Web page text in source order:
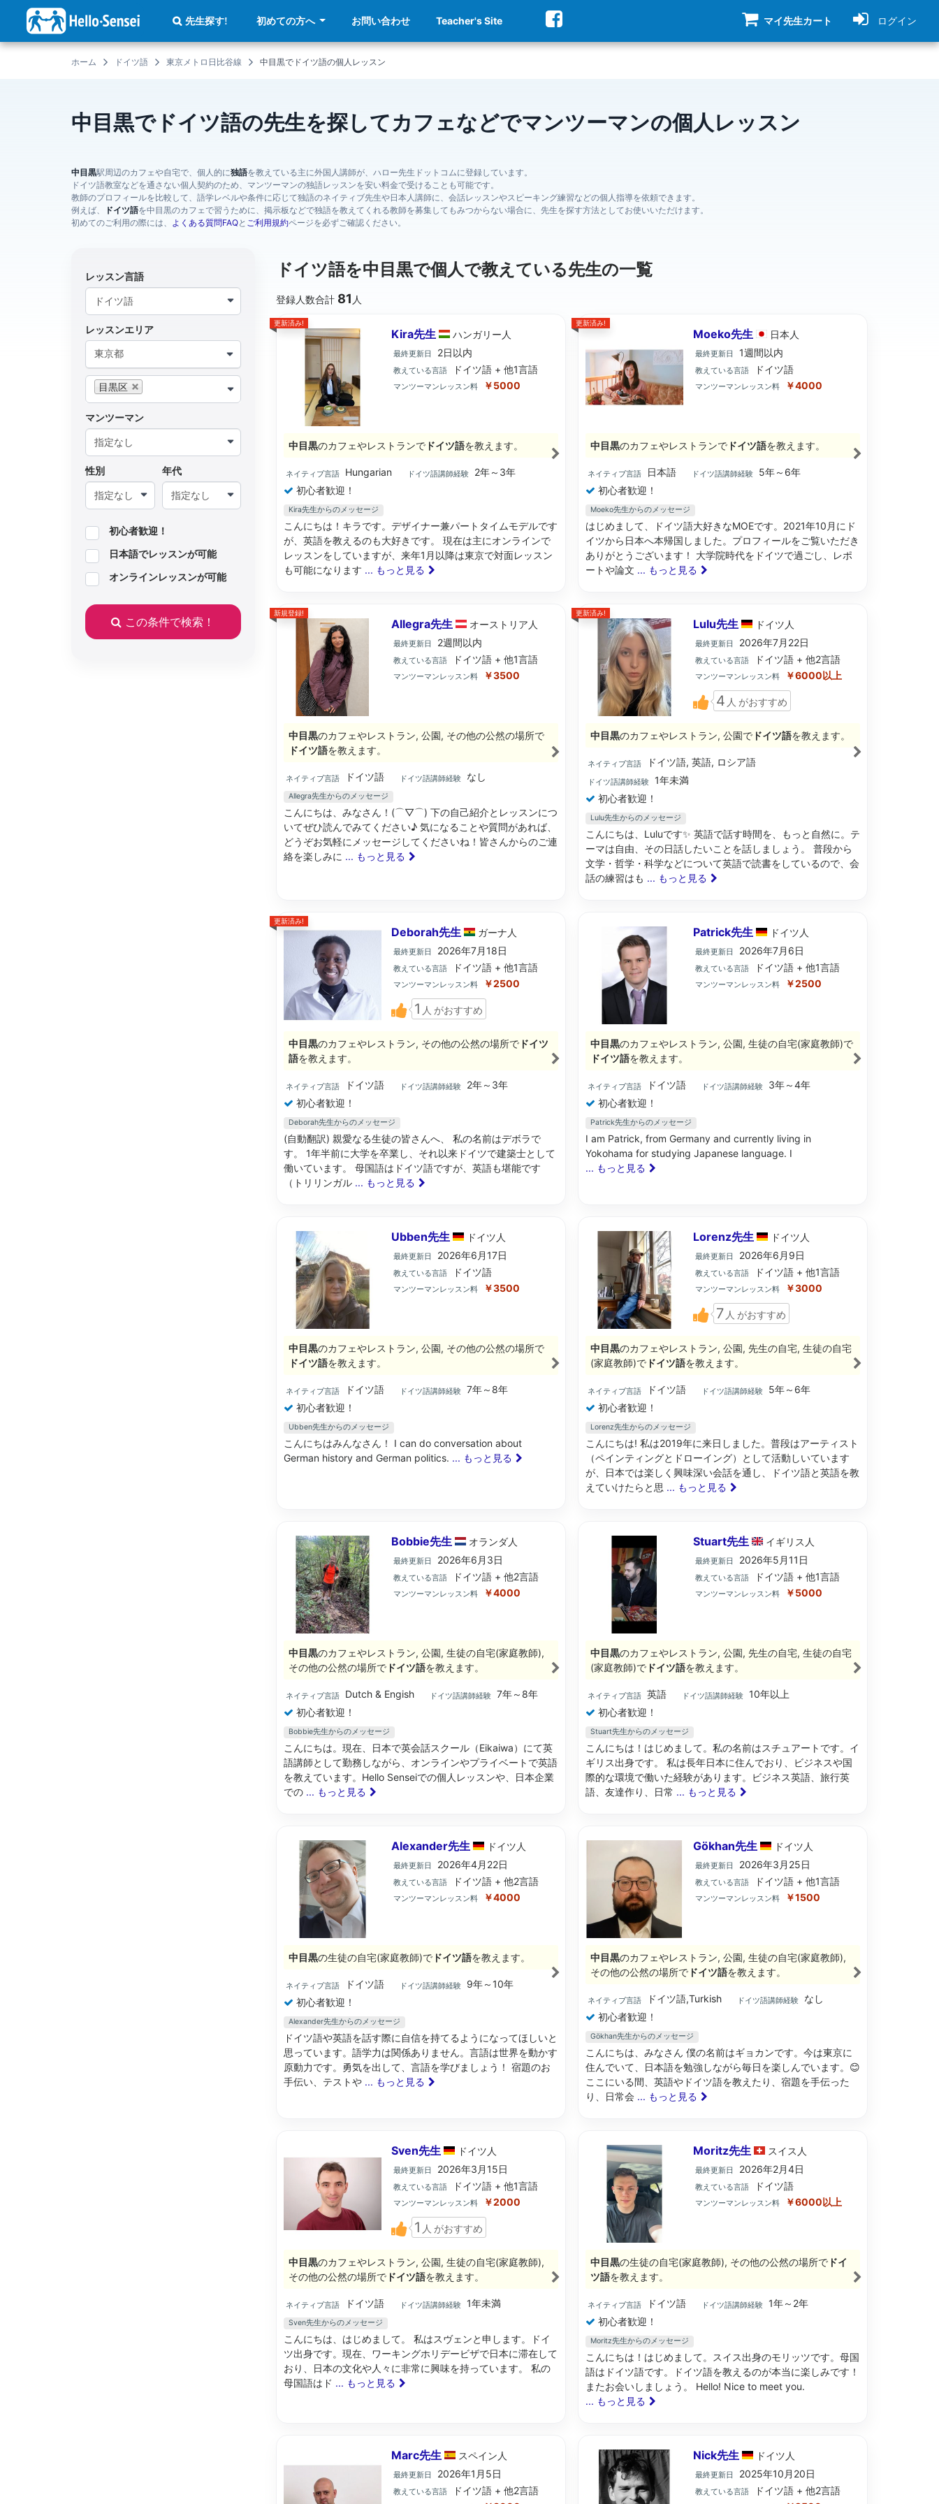
ン
先生探す! 初めての方へ お問い合わせ Teacher's Site マイ先生カート ログイン
ホーム ドイツ語 東京メトロ日比谷線 中目黒でドイツ語の個人レッスン
中目黒でドイツ語の先生を探してカフェなどでマンツーマンの個人レッスン
中目黒駅周辺のカフェや自宅で、個人的に独語を教えている主に外国人講師が、ハロー先生ドットコムに登録しています。
ドイツ語教室などを通さない個人契約のため、マンツーマンの独語レッスンを安い料金で受けることも可能です。
教師のプロフィールを比較して、語学レベルや条件に応じて独語のネイティブ先生や日本人講師に、会話レッスンやスピーキング練習などの個人指導を依頼できます。
例えば、
ドイツ語を中目黒のカフェで習うために、掲示板などで独語を教えてくれる教師を募集してもみつからない場合に、先生を探す方法としてお使いいただけます。
初めてのご利用の際には、 よくある質問FAQと ご利用規約ページを必ずご確認ください。
レッスン言語
レッスンエリア
東京都
目黒区
マンツーマン
性別 年代
初心者歓迎！
日本語でレッスンが可能
オンラインレッスンが可能
この条件で検索！
ドイツ語を中目黒で個人で教えている先生の一覧
登録人数合計 81 人
更新済み!
Kira先生 ハンガリー 人
最終更新日 2日以内
教えている言語 ドイツ語 + 他1言語
マンツーマンレッスン料 ￥5000
中目黒のカフェやレストランでドイツ語を教えます。
ネイティブ言語 Hungarian ドイツ語講師経験
2年～3年
初心者歓迎！
Kira先生からのメッセージ
こんにちは！キラです。デザイナー兼パートタイムモデルです
が、英語を教えるのも大好きです。 現在は主にオンラインで
レッスンをしていますが、来年1月以降は東京で対面レッスン
も可能になります ... もっと見る
更新済み!
Moeko先生 日本 人
最終更新日 1週間以内
教えている言語 ドイツ語
マンツーマンレッスン料 ￥4000
中目黒のカフェやレストランでドイツ語を教えます。
ネイティブ言語 日本語 ドイツ語講師経験
5年～6年
初心者歓迎！
Moeko先生からのメッセージ
はじめまして、ドイツ語大好きなMOEです。2021年10月にド
イツから日本へ本帰国しました。プロフィールをご覧いただき
ありがとうございます！ 大学院時代をドイツで過ごし、レポ
ートや論文 ... もっと見る
新規登録!
Allegra先生 オーストリア 人
最終更新日 2週間以内
教えている言語 ドイツ語 + 他1言語
マンツーマンレッスン料 ￥3500
中目黒のカフェやレストラン, 公園, その他の公然の場所で
ドイツ語を教えます。
ネイティブ言語 ドイツ語 ドイツ語講師経験 なし
Allegra先生からのメッセージ
こんにちは、みなさん！(⌒▽⌒) 下の自己紹介とレッスンにつ
いてぜひ読んでみてください♪ 気になることや質問があれば、
どうぞお気軽にメッセージしてくださいね！皆さんからのご連
絡を楽しみに ... もっと見る
更新済み!
Lulu先生 ドイツ 人
最終更新日 2026年7月22日
教えている言語 ドイツ語 + 他2言語
マンツーマンレッスン料 ￥6000以上
4 人 がおすすめ
中目黒のカフェやレストラン, 公園でドイツ語を教えます。
ネイティブ言語 ドイツ語, 英語, ロシア語
ドイツ語講師経験
1年未満
初心者歓迎！
Lulu先生からのメッセージ
こんにちは、Luluです✨ 英語で話す時間を、もっと自然に。テ
ーマは自由、その日話したいことを話しましょう。 普段から
文学・哲学・科学などについて英語で読書をしているので、会
話の練習はも ... もっと見る
更新済み!
Deborah先生 ガーナ 人
最終更新日 2026年7月18日
教えている言語 ドイツ語 + 他1言語
マンツーマンレッスン料 ￥2500
1 人 がおすすめ
中目黒のカフェやレストラン, その他の公然の場所でドイツ
語を教えます。
ネイティブ言語 ドイツ語 ドイツ語講師経験
2年～3年
初心者歓迎！
Deborah先生からのメッセージ
(自動翻訳) 親愛なる生徒の皆さんへ、 私の名前はデボラで
す。 1年半前に大学を卒業し、それ以来ドイツで建築士として
働いています。 母国語はドイツ語ですが、英語も堪能です
（トリリンガル ... もっと見る
Patrick先生 ドイツ 人
最終更新日 2026年7月6日
教えている言語 ドイツ語 + 他1言語
マンツーマンレッスン料 ￥2500
中目黒のカフェやレストラン, 公園, 生徒の自宅(家庭教師)で
ドイツ語を教えます。
ネイティブ言語 ドイツ語 ドイツ語講師経験
3年～4年
初心者歓迎！
Patrick先生からのメッセージ
I am Patrick, from Germany and currently living in
Yokohama for studying Japanese language. I
... もっと見る
Ubben先生 ドイツ 人
最終更新日 2026年6月17日
教えている言語 ドイツ語
マンツーマンレッスン料 ￥3500
中目黒のカフェやレストラン, 公園, その他の公然の場所で
ドイツ語を教えます。
ネイティブ言語 ドイツ語 ドイツ語講師経験
7年～8年
初心者歓迎！
Ubben先生からのメッセージ
こんにちはみんなさん！ I can do conversation about
German history and German politics. ... もっと見る
Lorenz先生 ドイツ 人
最終更新日 2026年6月9日
教えている言語 ドイツ語 + 他1言語
マンツーマンレッスン料 ￥3000
7 人 がおすすめ
中目黒のカフェやレストラン, 公園, 先生の自宅, 生徒の自宅
(家庭教師)でドイツ語を教えます。
ネイティブ言語 ドイツ語 ドイツ語講師経験
5年～6年
初心者歓迎！
Lorenz先生からのメッセージ
こんにちは! 私は2019年に来日しました。普段はアーティスト
（ペインティングとドローイング）として活動しいています
が、日本では楽しく興味深い会話を通し、ドイツ語と英語を教
えていけたらと思 ... もっと見る
Bobbie先生 オランダ人
最終更新日 2026年6月3日
教えている言語 ドイツ語 + 他2言語
マンツーマンレッスン料 ￥4000
中目黒のカフェやレストラン, 公園, 生徒の自宅(家庭教師),
その他の公然の場所でドイツ語を教えます。
ネイティブ言語 Dutch & Engish ドイツ語講師経験
7年～8年
初心者歓迎！
Bobbie先生からのメッセージ
こんにちは。現在、日本で英会話スクール（Eikaiwa）にて英
語講師として勤務しながら、オンラインやプライベートで英語
を教えています。Hello Senseiでの個人レッスンや、日本企業
での ... もっと見る
Stuart先生 イギリス 人
最終更新日 2026年5月11日
教えている言語 ドイツ語 + 他1言語
マンツーマンレッスン料 ￥5000
中目黒のカフェやレストラン, 公園, 先生の自宅, 生徒の自宅
(家庭教師)でドイツ語を教えます。
ネイティブ言語 英語 ドイツ語講師経験
10年以上
初心者歓迎！
Stuart先生からのメッセージ
こんにちは！はじめまして。私の名前はスチュアートです。イ
ギリス出身です。 私は長年日本に住んでおり、ビジネスや国
際的な環境で働いた経験があります。ビジネス英語、旅行英
語、友達作り、日常 ... もっと見る
Alexander先生 ドイツ 人
最終更新日 2026年4月22日
教えている言語 ドイツ語 + 他2言語
マンツーマンレッスン料 ￥4000
中目黒の生徒の自宅(家庭教師)でドイツ語を教えます。
ネイティブ言語 ドイツ語 ドイツ語講師経験
9年～10年
初心者歓迎！
Alexander先生からのメッセージ
ドイツ語や英語を話す際に自信を持てるようになってほしいと
思っています。語学力は関係ありません。言語は世界を動かす
原動力です。勇気を出して、言語を学びましょう！ 宿題のお
手伝い、テストや ... もっと見る
Gökhan先生 ドイツ 人
最終更新日 2026年3月25日
教えている言語 ドイツ語 + 他1言語
マンツーマンレッスン料 ￥1500
中目黒のカフェやレストラン, 公園, 生徒の自宅(家庭教師),
その他の公然の場所でドイツ語を教えます。
ネイティブ言語 ドイツ語,Turkish ドイツ語講師経験
なし
初心者歓迎！
Gökhan先生からのメッセージ
こんにちは、みなさん 僕の名前はギョカンです。今は東京に
住んでいて、日本語を勉強しながら毎日を楽しんでいます。😊
ここにいる間、英語やドイツ語を教えたり、宿題を手伝った
り、日常会 ... もっと見る
Sven先生 ドイツ 人
最終更新日 2026年3月15日
教えている言語 ドイツ語 + 他1言語
マンツーマンレッスン料 ￥2000
1 人 がおすすめ
中目黒のカフェやレストラン, 公園, 生徒の自宅(家庭教師),
その他の公然の場所でドイツ語を教えます。
ネイティブ言語 ドイツ語 ドイツ語講師経験 1年未満
Sven先生からのメッセージ
こんにちは、はじめまして。 私はスヴェンと申します。ドイ
ツ出身です。現在、ワーキングホリデービザで日本に滞在して
おり、日本の文化や人々に非常に興味を持っています。 私の
母国語はド ... もっと見る
Moritz先生 スイス 人
最終更新日 2026年2月4日
教えている言語 ドイツ語
マンツーマンレッスン料 ￥6000以上
中目黒の生徒の自宅(家庭教師), その他の公然の場所でドイ
ツ語を教えます。
ネイティブ言語 ドイツ語 ドイツ語講師経験
1年～2年
初心者歓迎！
Moritz先生からのメッセージ
こんにちは！はじめまして。スイス出身のモリッツです。母国
語はドイツ語です。ドイツ語を教えるのが本当に楽しみです！
またお会いしましょう。 Hello! Nice to meet you.
... もっと見る
Marc先生 スペイン 人
最終更新日 2026年1月5日
教えている言語 ドイツ語 + 他2言語
Nick先生 ドイツ 人
最終更新日 2025年10月20日
教えている言語 ドイツ語 + 他2言語